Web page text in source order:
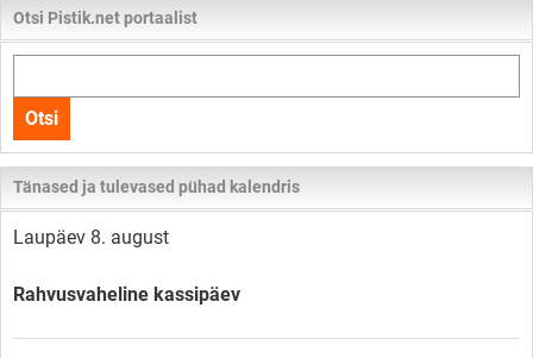
Otsi Pistik.net portaalist
kogu
lehelt
Otsi
Tänased ja tulevased pühad kalendris
Laupäev 8. august
Rahvusvaheline kassipäev